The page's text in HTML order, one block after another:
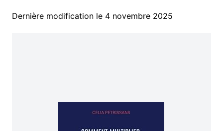
Dernière modification le 4 novembre 2025